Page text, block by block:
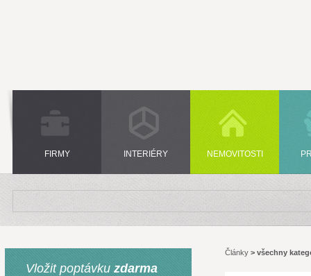
FIRMY INTERIÉRY NEMOVITOSTI
Vložit poptávku zdarma
Články > všechny